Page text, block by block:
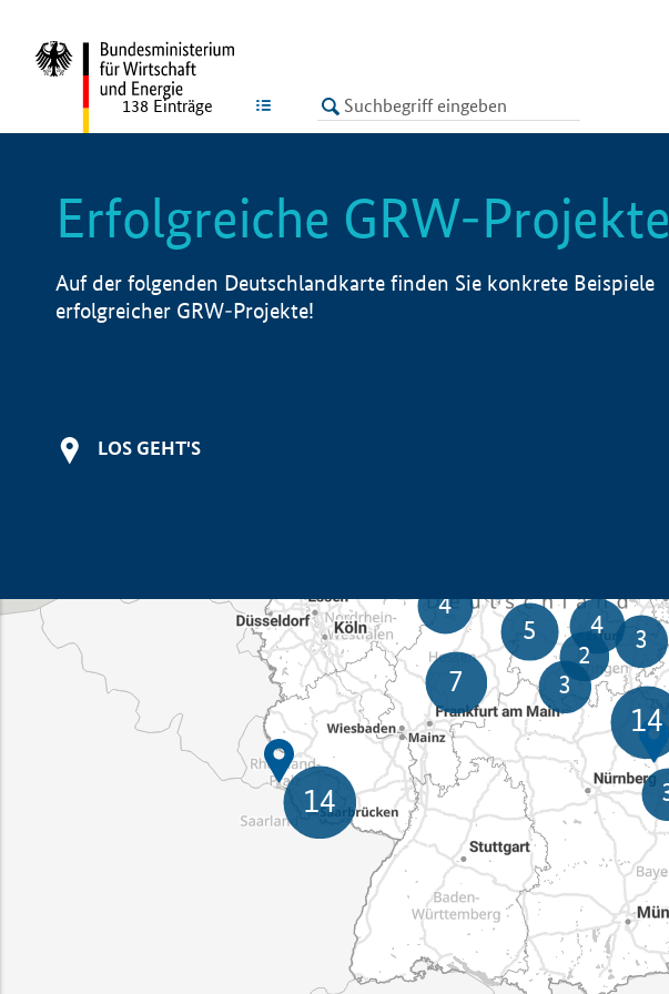
LISTE
138 Einträge
Erfolgreiche GRW-Projekte
Auf der folgenden Deutschlandkarte finden Sie konkrete Beispiele
erfolgreicher GRW-Projekte!
LOS GEHT'S